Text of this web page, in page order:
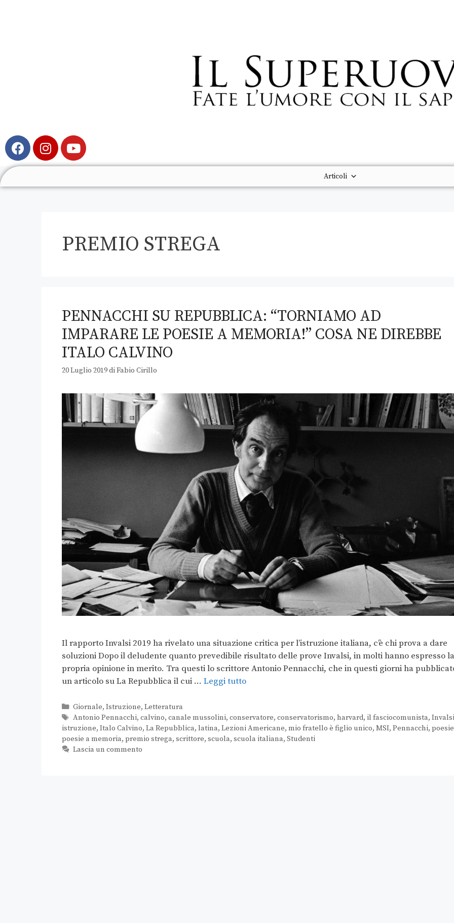
Articoli
PREMIO STREGA
PENNACCHI SU REPUBBLICA: “TORNIAMO AD
IMPARARE LE POESIE A MEMORIA!” COSA NE DIREBBE
ITALO CALVINO
20 Luglio 2019diFabio Cirillo
Il rapporto Invalsi 2019 ha rivelato una situazione critica per l’istruzione italiana, c’è chi prova a dare
soluzioni Dopo il deludente quanto prevedibile risultato delle prove Invalsi, in molti hanno espresso la
propria opinione in merito. Tra questi lo scrittore Antonio Pennacchi, che in questi giorni ha
un articolo su La Repubblica il cui … Leggi tutto
Giornale, Istruzione, Letteratura
Antonio Pennacchi, calvino, canale mussolini, conservatore, conservatorismo, harvard, il fasciocomunista, Invalsi
istruzione, Italo Calvino, La Repubblica, latina, Lezioni Americane, mio fratello è figlio unico, MSI, Pennacchi, poesie
poesie a memoria, premio strega, scrittore, scuola, scuola italiana, Studenti
Lascia un commento